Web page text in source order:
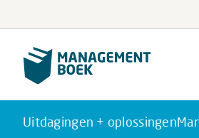
Uitdagingen + oplossingen